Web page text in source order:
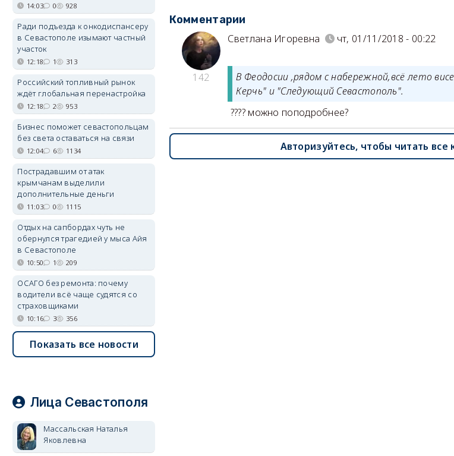
Комментарии
142
Светлана Игоревна чт, 01/11/2018 - 00:22
В Феодосии ,рядом с набережной,всё лето
Керчь" и "Следующий Севастополь".
???? можно поподробнее?
Авторизуйтесь, чтобы читать все
14:03 0 928
Ради подъезда к онкодиспансеру
в Севастополе изымают частный
участок
12:18 1 313
Российский топливный рынок
ждёт глобальная перенастройка
12:18 2 953
Бизнес поможет севастопольцам
без света оставаться на связи
12:04 6 1134
Пострадавшим от атак
крымчанам выделили
дополнительные деньги
11:03 0 1115
Отдых на сапбордах чуть не
обернулся трагедией у мыса Айя
в Севастополе
10:50 1 209
ОСАГО без ремонта: почему
водители всё чаще судятся со
страховщиками
10:16 3 356
Показать все новости
Лица Севастополя
Массальская Наталья
Яковлевна